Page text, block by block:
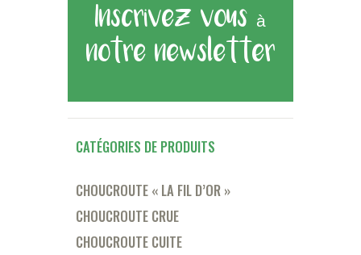
Inscrivez vous à
notre newsletter
CATÉGORIES DE PRODUITS
CHOUCROUTE « LA FIL D’OR »
CHOUCROUTE CRUE
CHOUCROUTE CUITE